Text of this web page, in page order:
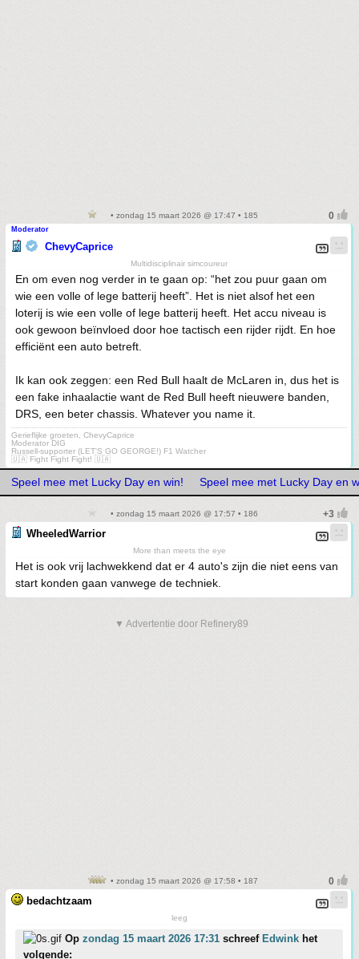
• zondag 15 maart 2026 @ 17:47 • 185
Moderator
ChevyCaprice
Multidisciplinair simcoureur
En om even nog verder in te gaan op: “het zou puur gaan om
wie een volle of lege batterij heeft”. Het is niet alsof het een
loterij is wie een volle of lege batterij heeft. Het accu niveau is
ook gewoon beïnvloed door hoe tactisch een rijder rijdt. En hoe
efficiënt een auto betreft.
Ik kan ook zeggen: een Red Bull haalt de McLaren in, dus het is
een fake inhaalactie want de Red Bull heeft nieuwere banden,
DRS, een beter chassis. Whatever you name it.
Gerieflijke groeten, ChevyCaprice
Moderator DIG
Russell-supporter (LET'S GO GEORGE!) F1 Watcher
🇺🇦 Fight Fight Fight! 🇺🇦
Speel mee met Lucky Day en win! Speel mee met Lucky Day en
• zondag 15 maart 2026 @ 17:57 • 186
WheeledWarrior
More than meets the eye
Het is ook vrij lachwekkend dat er 4 auto's zijn die niet eens van
start konden gaan vanwege de techniek.
▼ Advertentie door Refinery89
• zondag 15 maart 2026 @ 17:58 • 187
bedachtzaam
leeg
Op zondag 15 maart 2026 17:31 schreef Edwink het
volgende: